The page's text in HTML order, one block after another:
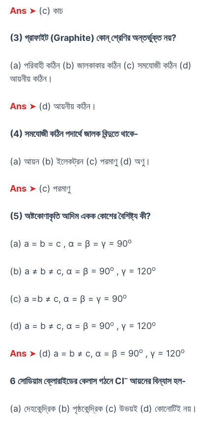
Ans ➤ (c) কাচ
(3) গ্রাফাইট (Graphite) কোন্ শ্রেণির অন্তর্ভুক্ত নয়?
(a) পরিবাহী কঠিন (b) জালকাকার কঠিন (c) সমযোজী কঠিন (d)
আয়নীয় কঠিন।
Ans ➤ (d) আয়নীয় কঠিন।
(4) সমযোজী কঠিন পদার্থে জালক বিন্দুতে থাকে-
(a) আয়ন (b) ইলেকট্রন (c) পরমাণু (d) অণু।
Ans ➤ (c) পরমাণু
(5) অষ্টকোণাকৃতি আদিম একক কোশের বৈশিষ্ট্য কী?
(a) a = b = c , α = β = γ = 90o
(b) a ≠ b ≠ c, α = β = 90o , γ = 120o
(c) a =b ≠ c, α = β = γ = 90o
(d) a = b ≠ c, α = β = 90o , γ = 120o
Ans ➤ (d) a = b ≠ c, α = β = 90o , γ = 120o
6 সোডিয়াম ক্লোরাইডের কেলাস গঠনে CI– আয়নের বিন্যাস হল-
(a) দেহকেন্দ্রিক (b) পৃষ্ঠকেন্দ্রিক (c) উভয়ই (d) কোনোটিই নয়।